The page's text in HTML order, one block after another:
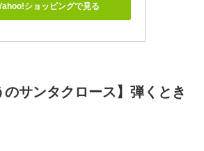
ショッピングで見る
のサンタクロース】弾くとき